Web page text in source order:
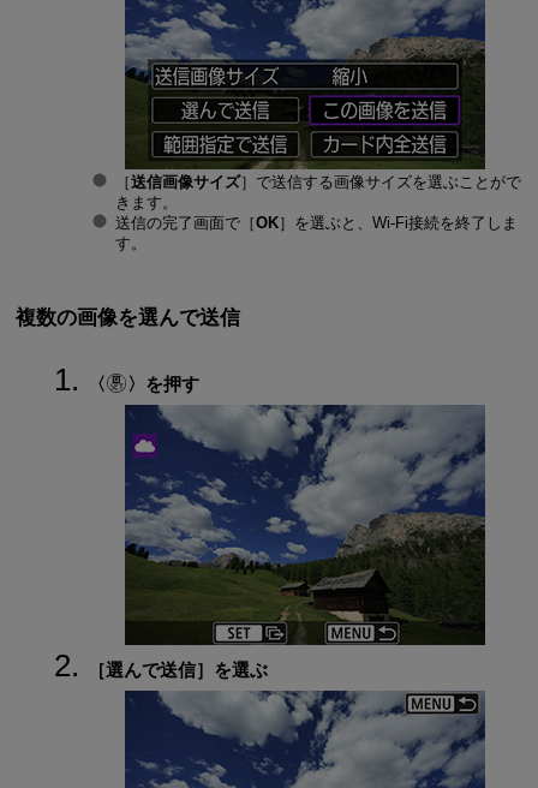
［送信画像サイズ］で送信する画像サイズを選ぶことがで
きます。
送信の完了画面で［OK］を選ぶと、 Wi-Fi接続を終了しま
す。
複数の画像を選んで送信
を押す
［選んで送信］を選ぶ